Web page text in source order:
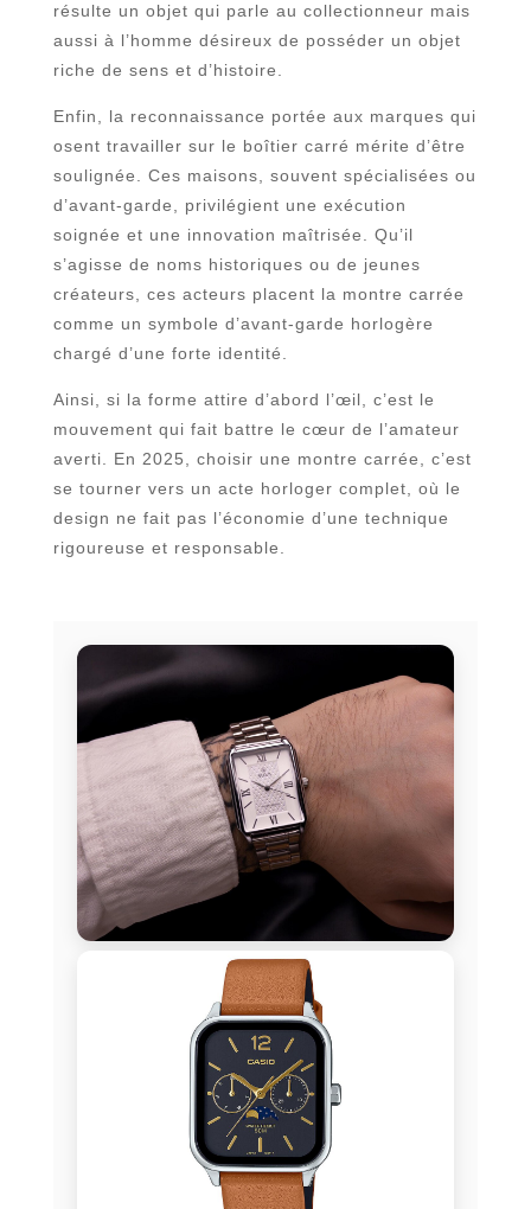
résulte un objet qui parle au collectionneur mais
aussi à l’homme désireux de posséder un objet
riche de sens et d’histoire.
Enfin, la reconnaissance portée aux marques qui
osent travailler sur le boîtier carré mérite d’être
soulignée. Ces maisons, souvent spécialisées ou
d’avant-garde, privilégient une exécution
soignée et une innovation maîtrisée. Qu’il
s’agisse de noms historiques ou de jeunes
créateurs, ces acteurs placent la montre carrée
comme un symbole d’avant-garde horlogère
chargé d’une forte identité.
Ainsi, si la forme attire d’abord l’œil, c’est le
mouvement qui fait battre le cœur de l’amateur
averti. En 2025, choisir une montre carrée, c’est
se tourner vers un acte horloger complet, où le
design ne fait pas l’économie d’une technique
rigoureuse et responsable.